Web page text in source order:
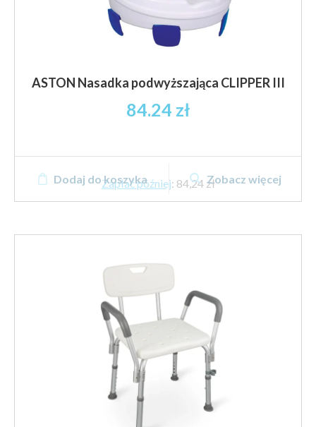
ASTON Nasadka podwyższająca CLIPPER III
84.24 zł
Zapłać później: 84,24 zł
Dodaj do koszyka Zobacz więcej